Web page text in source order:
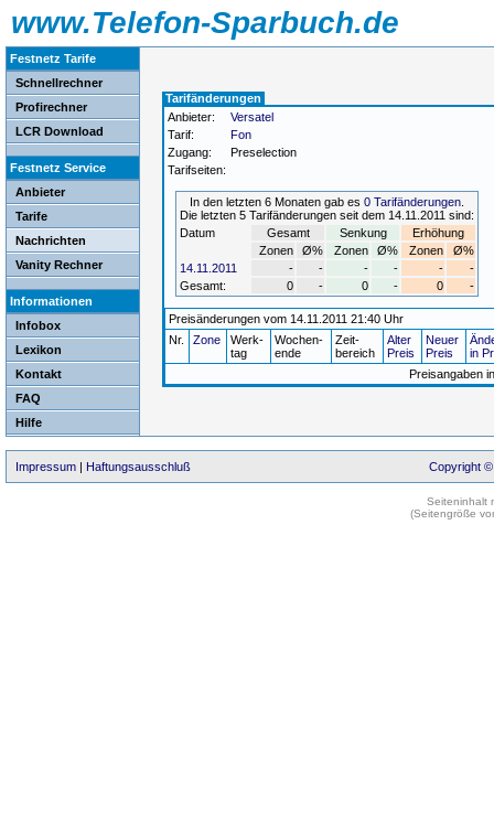
www.Telefon-Sparbuch.de
Festnetz Tarife
Schnellrechner
Profirechner
LCR Download
Festnetz Service
Anbieter
Tarife
Nachrichten
Vanity Rechner
Informationen
Infobox
Lexikon
Kontakt
FAQ
Hilfe
Tarifänderungen
Anbieter:
Versatel
Tarif:
Fon
Zugang:
Preselection
Tarifseiten:
In den letzten 6 Monaten gab es 0 Tarifänderungen
Die letzten 5 Tarifänderungen seit dem 14.11.2011 sind:
Datum
Gesamt Senkung
Erhöhung
Zonen
Ø% Zonen Ø% Zonen
Ø%
14.11.2011
- - - - -
-
Gesamt:
0 - 0 - 0 -
Preisänderungen vom 14.11.2011 21:40 Uhr
Nr.
Zone
Werk-
tag
Wochen-
ende
Zeit-
bereich
Alter
Preis
Neuer
Preis
in
Preisangaben
Impressum | Haftungsausschluß Copyright ©
Seiteninhalt
(Seitengröße